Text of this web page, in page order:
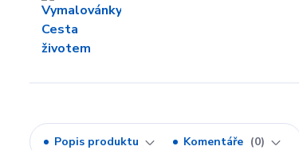
Popis produktu Komentáře 0